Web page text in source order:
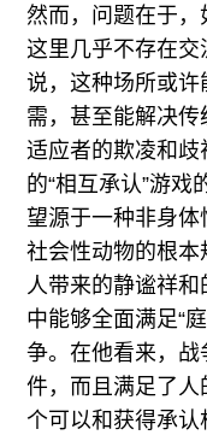
然而，问题在于，
这里几乎不存在
说，这种场所或
需，甚至能解决
适应者的欺凌和
的“相互承认”游
望源于一种非身
社会性动物的根本
人带来的静谧祥
中能够全面满足“
争。在他看来，战
件，而且满足了人
个可以和获得承